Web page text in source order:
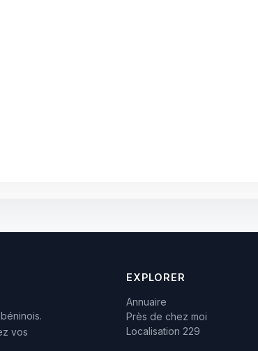
vos
EXPLORER
Annuaire
Près de chez moi
Localisation 229